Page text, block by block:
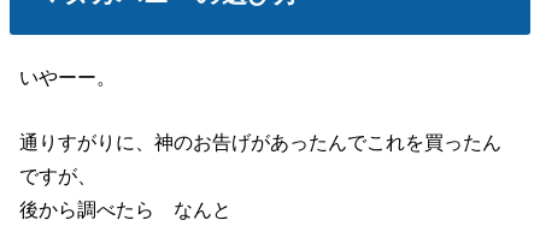
いやーー。
通りすがりに、神のお告げがあったんでこれを買ったん
ですが、
後から調べたら なんと